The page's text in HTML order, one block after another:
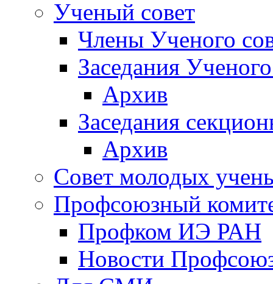
Ученый совет
Члены Ученого
Заседания
Архив
Заседания
Архив
Совет молодых
Профсоюзный
Профком ИЭ РАН
Новости